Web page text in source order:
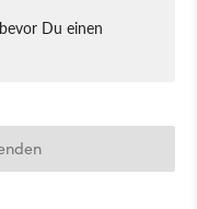
Du einen